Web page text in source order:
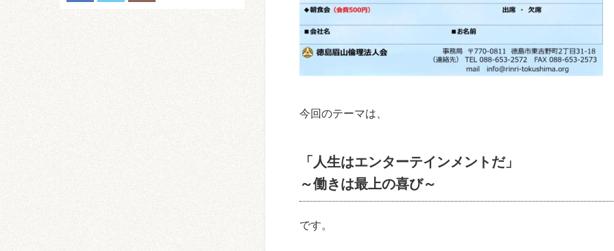
今回のテーマは、
「人生はエンターテインメントだ」
～働きは最上の喜び～
です。